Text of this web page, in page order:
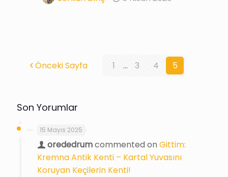
Önceki Sayfa 1 ... 3 4 5
Son Yorumlar
15 Mayıs 2025
orededrumcommented on Gittim:
Kremna Antik Kenti – Kartal Yuvasını
Koruyan Keçilerin Kenti!